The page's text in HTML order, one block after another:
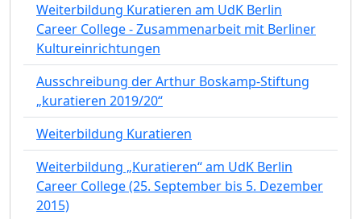
Weiterbildung Kuratieren am UdK Berlin
Career College - Zusammenarbeit mit Berliner
Kultureinrichtungen
Ausschreibung der Arthur Boskamp-Stiftung
„kuratieren 2019/20“
Weiterbildung Kuratieren
Weiterbildung „Kuratieren“ am UdK Berlin
Career College (25. September bis 5. Dezember
2015)